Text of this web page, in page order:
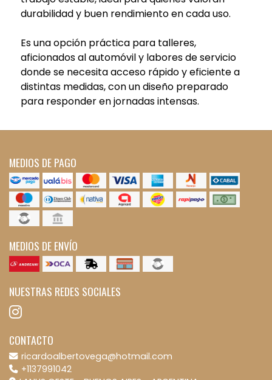
durabilidad y buen rendimiento en cada uso.
Es una opción práctica para talleres,
aficionados al automóvil y labores de servicio
donde se necesita acceso rápido y eficiente a
distintas medidas, con un diseño preparado
para responder en jornadas intensas.
MEDIOS DE PAGO
MEDIOS DE ENVÍO
NUESTRAS REDES SOCIALES
CONTACTO
ricardoalbertovega@hotmail.com
+1137991042